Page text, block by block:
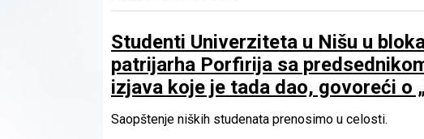
Studenti Univerziteta u Nišu u
patrijarha Porfirija sa
izjava koje je tada dao, govoreći o
Saopštenje niških studenata prenosimo u celosti.